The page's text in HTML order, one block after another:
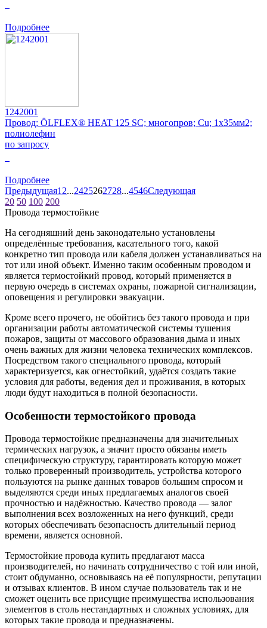
Подробнее
1242001
Провод; ÖLFLEX® HEAT 125 SC; многопров; Cu; 1x35мм2;
полиолефин
по запросу
Подробнее
Предыдущая1 2...2425262728...4546Следующая
20 50 100 200
Провода термостойкие
На сегодняшний день законодательно установлены
определённые требования, касательного того, какой
конкретно тип провода или кабеля должен устанавливаться на
тот или иной объект. Именно таким особенным проводом и
является термостойкий провод, который применяется в
первую очередь в системах охраны, пожарной сигнализации,
оповещения и регулировки эвакуации.
Кроме всего прочего, не обойтись без такого провода и при
организации работы автоматической системы тушения
пожаров, защиты от массового образования дыма и иных
очень важных для жизни человека технических комплексов.
Посредством такого специального провода, который
характеризуется, как огнестойкий, удаётся создать такие
условия для работы, ведения дел и проживания, в которых
люди будут находиться в полной безопасности.
Особенности термостойкого провода
Провода термостойкие предназначены для значительных
термических нагрузок, а значит просто обязаны иметь
специфическую структуру, гарантировать которую может
только проверенный производитель, устройства которого
пользуются на рынке данных товаров большим спросом и
выделяются среди иных предлагаемых аналогов своей
прочностью и надёжностью. Качество провода — залог
выполнения всех возложенных на него функций, среди
которых обеспечивать безопасность длительный период
времени, является основной.
Термостойкие провода купить предлагают масса
производителей, но начинать сотрудничество с той или иной,
стоит обдуманно, основываясь на её популярности, репутации
и отзывах клиентов. В ином случае пользователь так и не
сможет оценить все присущие преимущества использования
элементов в столь нестандартных и сложных условиях, для
которых такие провода и предназначены.